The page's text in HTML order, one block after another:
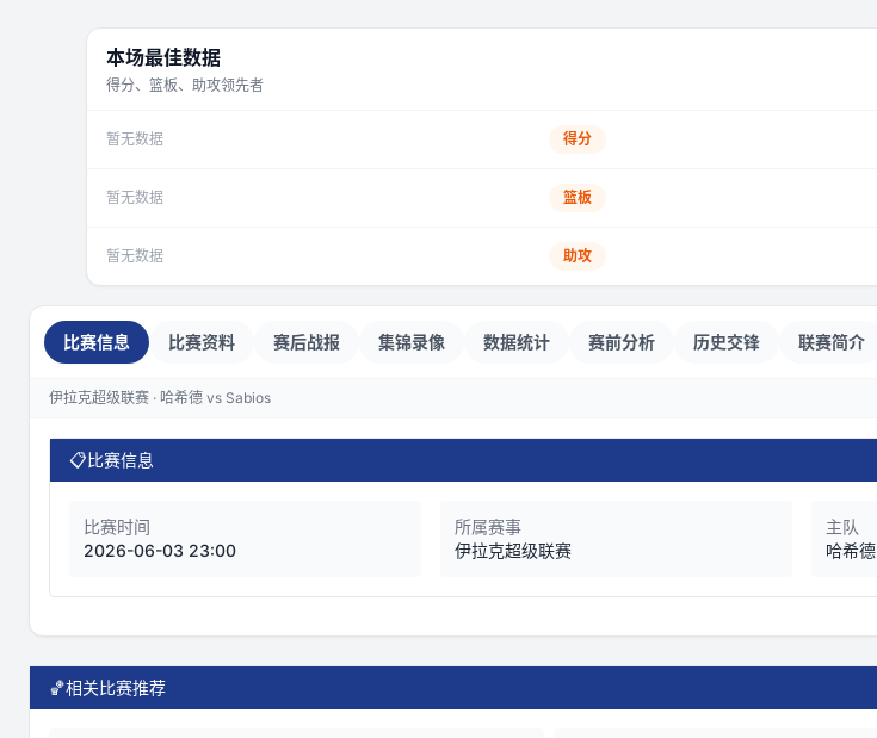
本场最佳数据
得分、篮板、助攻领先者
暂无数据 得分
暂无数据 篮板
暂无数据 助攻
比赛信息 比赛资料 赛后战报 集锦录像 数据统计 赛前分析 历史交锋 联赛简介
伊拉克超级联赛 · 哈希德 vs Sabios
📋比赛信息
比赛时间
2026-06-03 23:00
所属赛事
伊拉克超级联赛
主队
哈希德
🏀相关比赛推荐